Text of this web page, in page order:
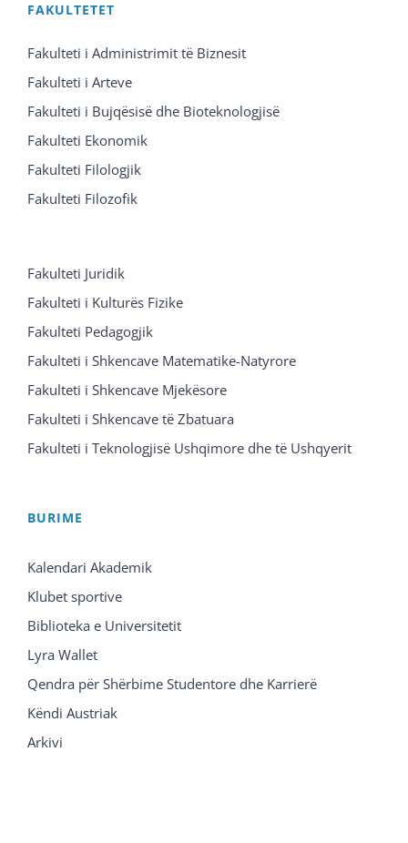
FAKULTETET
Fakulteti i Administrimit të Biznesit
Fakulteti i Arteve
Fakulteti i Bujqësisë dhe Bioteknologjisë
Fakulteti Ekonomik
Fakulteti Filologjik
Fakulteti Filozofik
Fakulteti Juridik
Fakulteti i Kulturës Fizike
Fakulteti Pedagogjik
Fakulteti i Shkencave Matematike-Natyrore
Fakulteti i Shkencave Mjekësore
Fakulteti i Shkencave të Zbatuara
Fakulteti i Teknologjisë Ushqimore dhe të Ushqyerit
BURIME
Kalendari Akademik
Klubet sportive
Biblioteka e Universitetit
Lyra Wallet
Qendra për Shërbime Studentore dhe Karrierë
Këndi Austriak
Arkivi